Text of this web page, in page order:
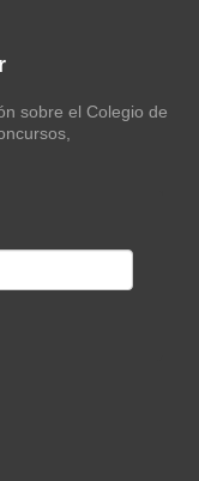
sobre el Colegio de